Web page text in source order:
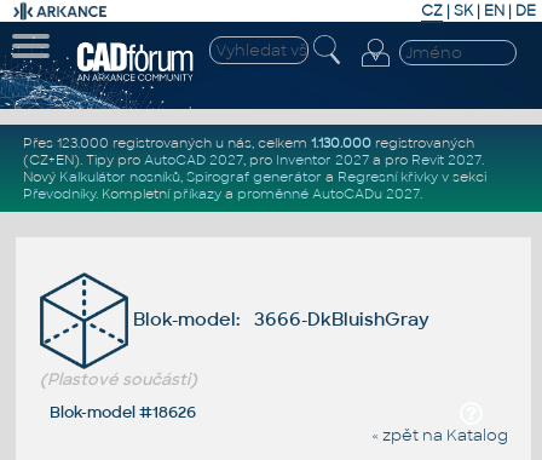
CZ | SK| EN | DE
Přes 123.000 registrovaných u nás, celkem 1.130.000registrovaných
(CZ+EN). Tipy pro AutoCAD 2027, pro Inventor 2027a pro Revit 2027.
Nový Kalkulátor nosníků, Spirograf generátor a Regresní křivkyv sekci
Převodníky. Kompletní příkazya proměnné AutoCADu 2027.
Blok-model: 3666-DkBluishGray
(Plastové součásti)
Blok-model #18626
« zpět na Katalog